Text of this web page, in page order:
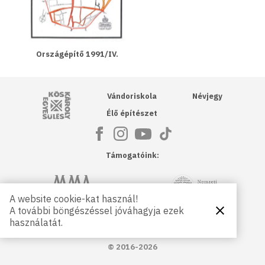
Országépítő 1991/IV.
Kós Károly Egyesülés
Vándoriskola
Élő építészet
Névjegy
Támogatóink:
Magyar Művészeti Akadémia NKA
Petőfi Kulturális Ügynökség
© 2016-2026
A website cookie-kat használ!
A további böngészéssel jóváhagyja ezek
használatát.
Bezárás